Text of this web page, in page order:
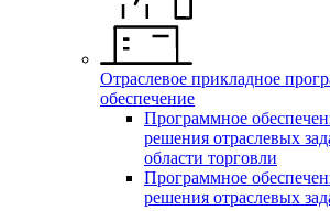
Отраслевое прикладное
обеспечение
Программное
решения отраслевых
области торговли
Программное
решения отраслевых